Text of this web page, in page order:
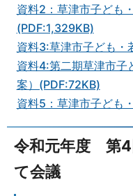
資料2：草津市子ども
(PDF:1,329KB)
資料3:草津市子ども・
資料4:第二期草津市子
案）(PDF:72KB)
資料5：草津市子ども
令和元年度 第4
て会議